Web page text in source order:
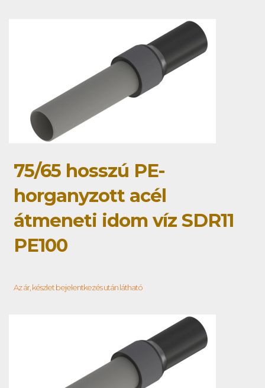
75/65 hosszú PE-
horganyzott acél
átmeneti idom víz SDR11
PE100
Az ár, készlet bejelentkezés után látható